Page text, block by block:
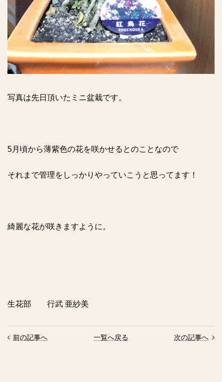
写真は先日頂いたミニ盆栽です。
5月頃から薄紫色の花を咲かせるとのことなので
それまで管理をしっかりやっていこうと思ってます！
綺麗な花が咲きますように。
生花部 行武 亜紗美
前の記事へ 一覧へ戻る 次の記事へ